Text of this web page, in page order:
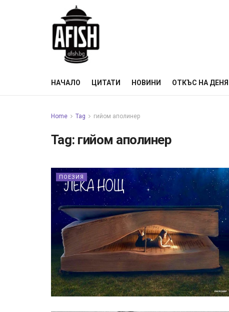
НАЧАЛО ЦИТАТИ НОВИНИ ОТКЪС НА ДЕНЯ
Home Tag гийом аполинер
Tag: гийом аполинер
ПОЕЗИЯ